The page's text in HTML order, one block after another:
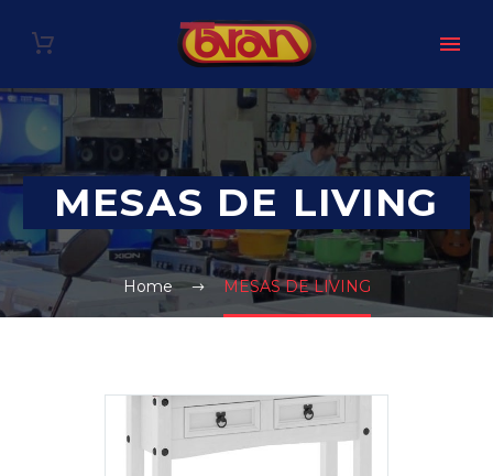
MESAS DE LIVING
Home MESAS DE LIVING